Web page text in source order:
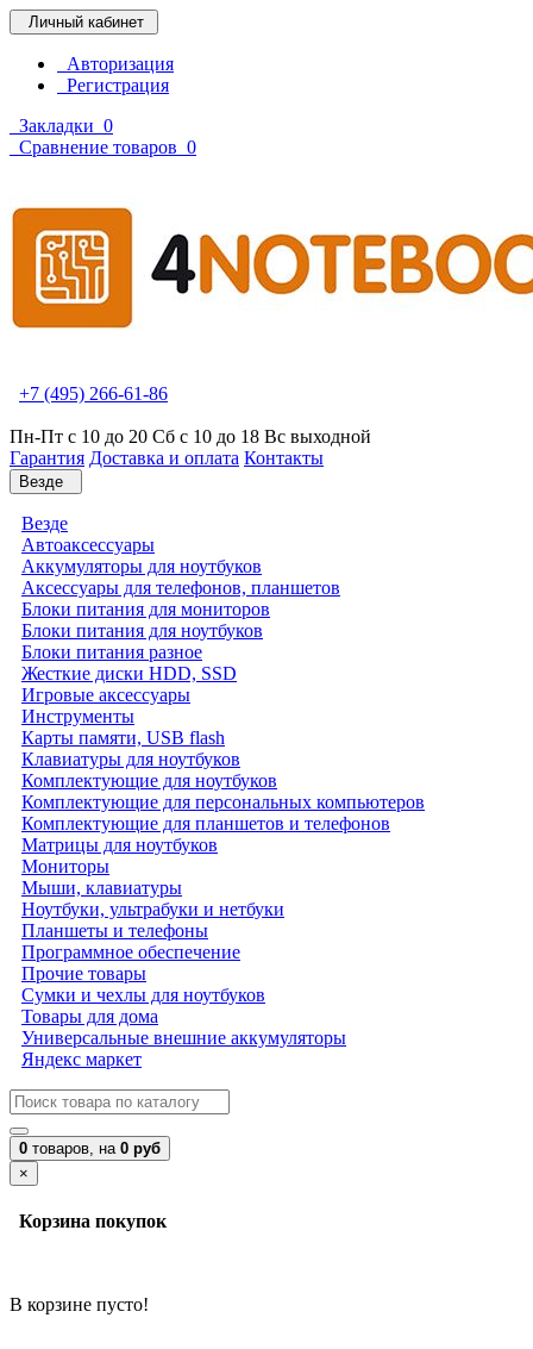
Личный кабинет
Авторизация
Регистрация
Закладки 0
Сравнение товаров 0
+7 (495) 266-61-86
Пн-Пт с 10 до 20 Сб с 10 до 18 Вс выходной
Гарантия Доставка и оплата Контакты
Везде
Везде
Автоаксессуары
Аккумуляторы для ноутбуков
Аксессуары для телефонов, планшетов
Блоки питания для мониторов
Блоки питания для ноутбуков
Блоки питания разное
Жесткие диски HDD, SSD
Игровые аксессуары
Инструменты
Карты памяти, USB flash
Клавиатуры для ноутбуков
Комплектующие для ноутбуков
Комплектующие для персональных компьютеров
Комплектующие для планшетов и телефонов
Матрицы для ноутбуков
Мониторы
Мыши, клавиатуры
Ноутбуки, ультрабуки и нетбуки
Планшеты и телефоны
Программное обеспечение
Прочие товары
Сумки и чехлы для ноутбуков
Товары для дома
Универсальные внешние аккумуляторы
Яндекс маркет
0 товаров, на 0 руб
×
Корзина покупок
В корзине пусто!